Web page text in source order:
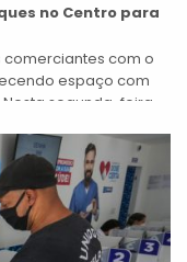
no Centro para
com o
espaço com
segunda-feira